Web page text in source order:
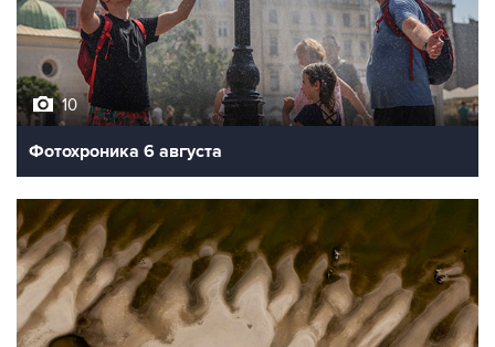
10
Фотохроника 6 августа